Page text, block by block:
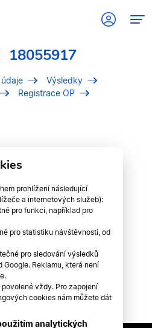
18055917
Výsledky
Registrace OP
FUEGO ŘÍČANY
prohlížení následující
a internetových služeb):
pro funkci, například pro
pro statistiku návštěvnosti, od
pro sledování výsledků
Google. Reklamu, která není
vždy. Pro zapojení
cookies nám můžete dát
analytických